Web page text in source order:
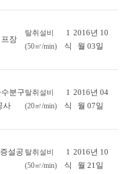
장
탈취설비
(50㎥/min)
1
식
2016년 10
월 03일
분구
사
탈취설비
(20㎥/min)
1
식
2016년 04
월 07일
설공 탈취설비
(50㎥/min)
1
식
2016년 10
월 21일